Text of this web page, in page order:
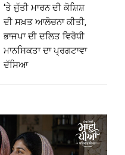
‘ਤੇ ਜੁੱਤੀ ਮਾਰਨ ਦੀ ਕੋਸ਼ਿਸ਼
ਦੀ ਸਖ਼ਤ ਆਲੋਚਨਾ ਕੀਤੀ,
ਭਾਜਪਾ ਦੀ ਦਲਿਤ ਵਿਰੋਧੀ
ਮਾਨਸਿਕਤਾ ਦਾ ਪ੍ਰਗਟਾਵਾ
ਦੱਸਿਆ